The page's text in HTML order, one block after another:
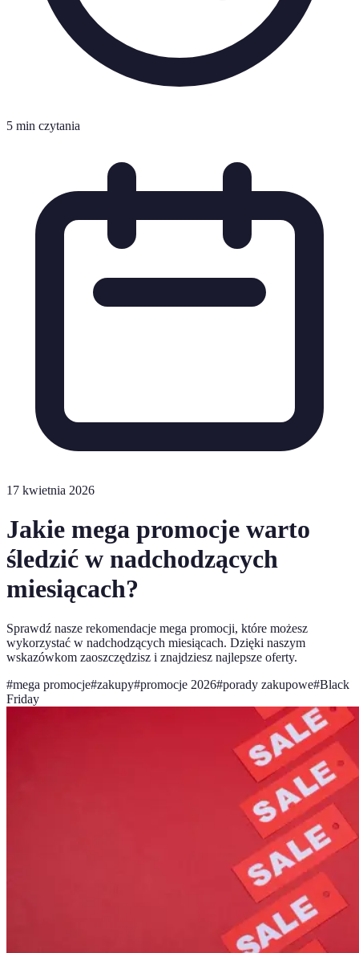
5 min czytania
17 kwietnia 2026
Jakie mega promocje warto
śledzić w nadchodzących
miesiącach?
Sprawdź nasze rekomendacje mega promocji, które możesz
wykorzystać w nadchodzących miesiącach. Dzięki naszym
wskazówkom zaoszczędzisz i znajdziesz najlepsze oferty.
#mega promocje#zakupy#promocje 2026#porady zakupowe#Black
Friday